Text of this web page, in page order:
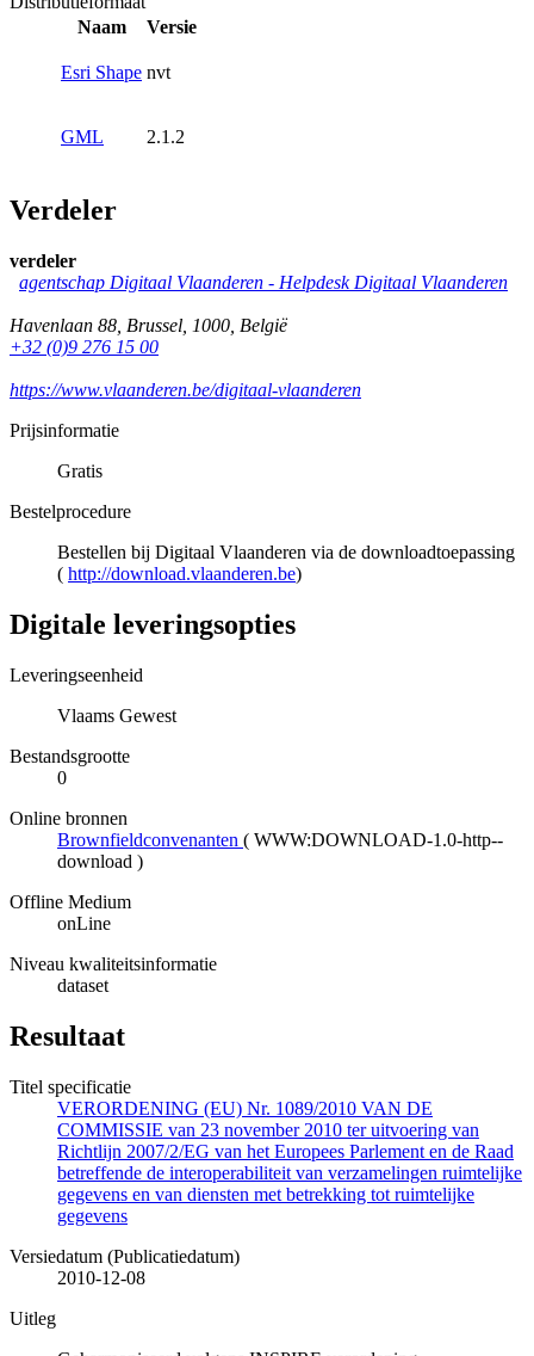
Naam
Versie
Esri Shape nvt
GML 2.1.2
Verdeler
verdeler
agentschap Digitaal Vlaanderen - Helpdesk Digitaal Vlaanderen
Havenlaan 88 Brussel 1000 België
+32 (0)9 276 15 00
https://www.vlaanderen.be/digitaal-vlaanderen
Prijsinformatie
Gratis
Bestelprocedure
Bestellen bij Digitaal Vlaanderen via de downloadtoepassing
( http://download.vlaanderen.be)
Digitale leveringsopties
Leveringseenheid
Vlaams Gewest
Bestandsgrootte
0
Online bronnen
Brownfieldconvenanten ( WWW:DOWNLOAD-1.0-http--
download )
Offline Medium
onLine
Niveau kwaliteitsinformatie
dataset
Resultaat
Titel specificatie
VERORDENING (EU) Nr. 1089/2010 VAN DE
COMMISSIE van 23 november 2010 ter uitvoering van
Richtlijn 2007/2/EG van het Europees Parlement en de Raad
betreffende de interoperabiliteit van verzamelingen ruimtelijke
gegevens en van diensten met betrekking tot ruimtelijke
gegevens
Versiedatum (Publicatiedatum)
2010-12-08
Uitleg